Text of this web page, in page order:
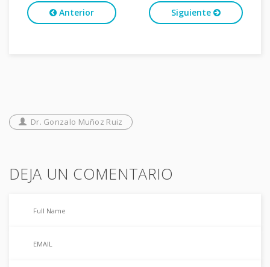
Anterior Siguiente
Dr. Gonzalo Muñoz Ruiz
DEJA UN COMENTARIO